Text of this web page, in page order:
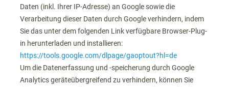
Daten (inkl. Ihrer IP-Adresse) an Google sowie die
Verarbeitung dieser Daten durch Google verhindern, indem
Sie das unter dem folgenden Link verfügbare Browser-Plug-
in herunterladen und installieren:
https://tools.google.com/dlpage/gaoptout?hl=de
Um die Datenerfassung und -speicherung durch Google
Analytics geräteübergreifend zu verhindern, können Sie